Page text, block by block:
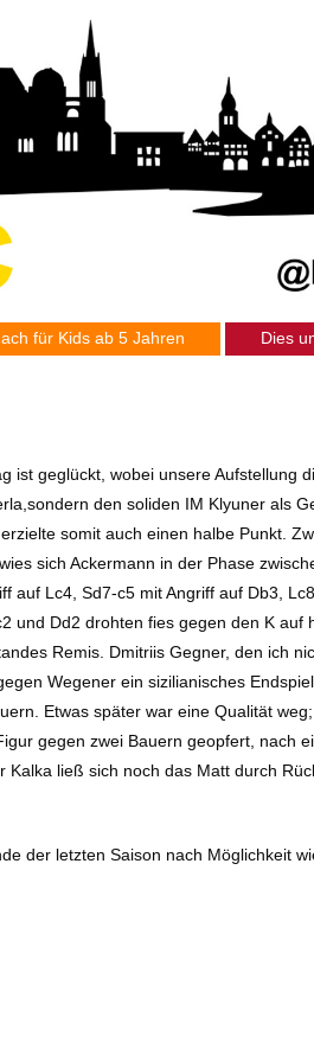
für Kids ab 5 Jahren Dies
geglückt, wobei unsere
den soliden IM Klyuner als
somit auch einen halbe Punkt.
sich Ackermann in der Phase
Lc4, Sd7-c5 mit Angriff auf Db3,
Dd2 drohten fies gegen den K
Remis. Dmitriis Gegner, den ich
Wegener ein sizilianisches
Etwas später war eine Qualität
gegen zwei Bauern geopfert, nach
ließ sich noch das Matt durch
der letzten Saison nach Möglichkeit